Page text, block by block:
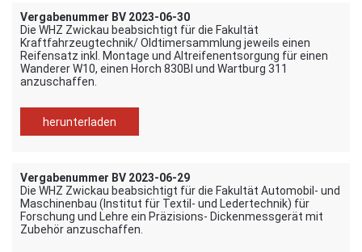
Vergabenummer BV 2023-06-30
Die WHZ Zwickau beabsichtigt für die Fakultät
Kraftfahrzeugtechnik/ Oldtimersammlung jeweils einen
Reifensatz inkl. Montage und Altreifenentsorgung für einen
Wanderer W10, einen Horch 830BI und Wartburg 311
anzuschaffen.
herunterladen
Vergabenummer BV 2023-06-29
Die WHZ Zwickau beabsichtigt für die Fakultät Automobil- und
Maschinenbau (Institut für Textil- und Ledertechnik) für
Forschung und Lehre ein Präzisions- Dickenmessgerät mit
Zubehör anzuschaffen.